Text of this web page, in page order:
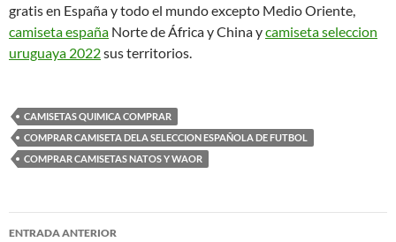
gratis en España y todo el mundo excepto Medio Oriente,
camiseta españa Norte de África y China ycamiseta seleccion
uruguaya 2022sus territorios.
CAMISETAS QUIMICA COMPRAR
COMPRAR CAMISETA DELA SELECCION ESPAÑOLA DE FUTBOL
COMPRAR CAMISETAS NATOS Y WAOR
Navegación
ENTRADA ANTERIOR